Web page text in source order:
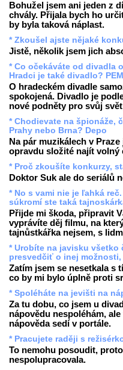
Bohužel jsem ani jeden z
chvály. Přijala bych ho
by byla taková náplast.
* Zkoušel ajste nějaké
Jistě, několik jsem jich
* Co očekáváte od divadla
Hradci je také divadlo? PEM
O hradeckém divadle
spokojená. Divadlo je
nové podněty pro svůj
* Chodievate na špionáže,
Prahy nebo Brna? Depo
Na pár muzikálech v
opravdu složité najít volný
* Proč zkoušíte konkurzy,
Doktor Suk ale do seriálů
* No s vami nie je ľahká
súkromí ste taká
Přijde mi škoda, připravit
vyprávíte děj filmu, na
tajnůstkářka nejsem, s
* Urobíte na javisku všetko
presvedčiť o inej
Zatím jsem se nesetkala s
co by mi bylo úplně proti
* Spoléháte na jevišti na
Za tu dobu, co jsem u
nápovědu nespoléhám,
nápověda sedí v portále.
* Pracujete raději s
To nemohu posoudit,
nespolupracovala.